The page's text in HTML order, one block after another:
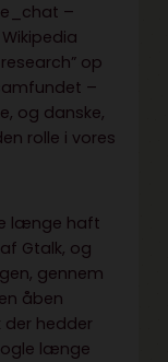
–
op
–
og danske,
rolle i vores
længe haft
Gtalk, og
gennem
åben
hedder
længe